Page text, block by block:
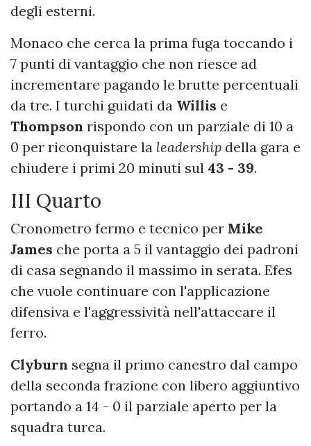
degli esterni.
Monaco che cerca la prima fuga toccando i
7 punti di vantaggio che non riesce ad
incrementare pagando le brutte percentuali
da tre. I turchi guidati da Willis e
Thompson rispondo con un parziale di 10 a
0 per riconquistare la leadership della gara e
chiudere i primi 20 minuti sul 43 - 39.
III Quarto
Cronometro fermo e tecnico per Mike
James che porta a 5 il vantaggio dei padroni
di casa segnando il massimo in serata. Efes
che vuole continuare con l'applicazione
difensiva e l'aggressività nell'attaccare il
ferro.
Clyburn segna il primo canestro dal campo
della seconda frazione con libero aggiuntivo
portando a 14 - 0 il parziale aperto per la
squadra turca.